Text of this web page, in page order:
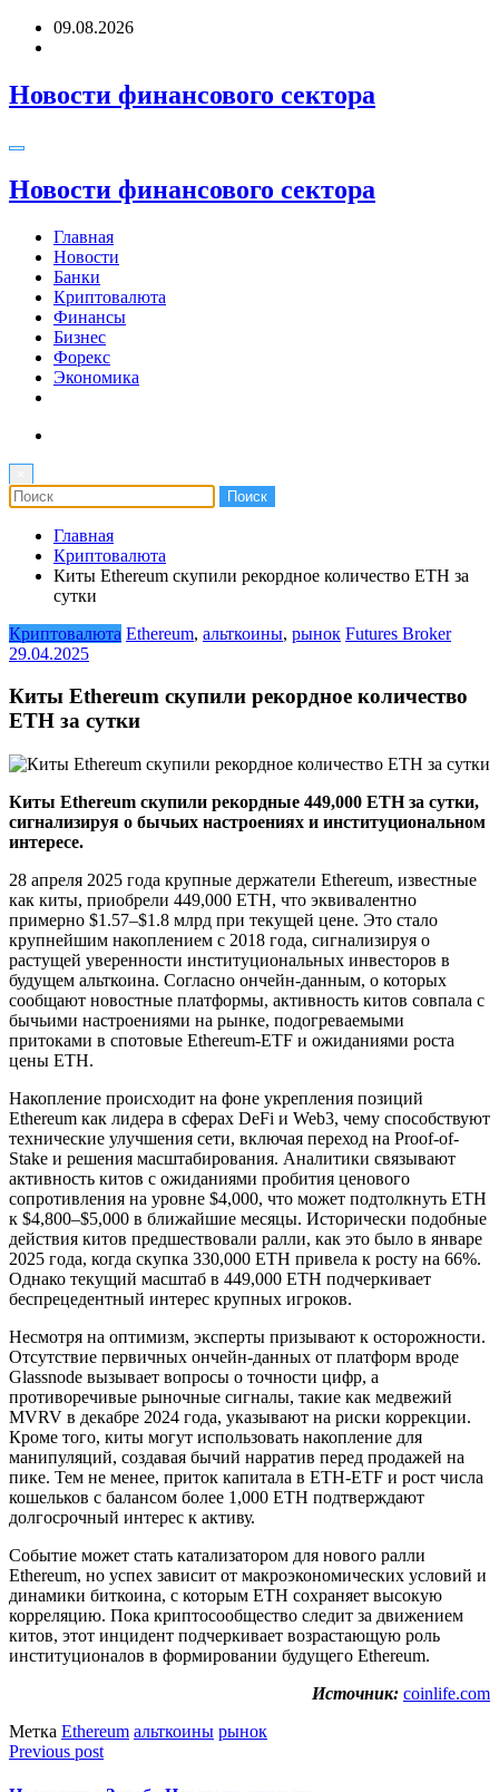
Перейти09.08.2026
Новости финансового сектора
Новости финансового сектора
Главная
Новости
Банки
Криптовалюта
Финансы
Бизнес
Форекс
Экономика
Главная
Криптовалюта
Киты Ethereum скупили рекордное количество ETH за
сутки
Криптовалюта Ethereum, альткоины, рынок Futures Broker
29.04.2025
Киты Ethereum скупили рекордное количество
ETH за сутки
Киты Ethereum скупили рекордные 449,000 ETH за сутки,
сигнализируя о бычьих настроениях и институциональном
интересе.
28 апреля 2025 года крупные держатели Ethereum, известные
как киты, приобрели 449,000 ETH, что эквивалентно
примерно $1.57–$1.8 млрд при текущей цене. Это стало
крупнейшим накоплением с 2018 года, сигнализируя о
растущей уверенности институциональных инвесторов в
будущем альткоина. Согласно ончейн-данным, о которых
сообщают новостные платформы, активность китов совпала с
бычьими настроениями на рынке, подогреваемыми
притоками в спотовые Ethereum-ETF и ожиданиями роста
цены ETH.
Накопление происходит на фоне укрепления позиций
Ethereum как лидера в сферах DeFi и Web3, чему способствуют
технические улучшения сети, включая переход на Proof-of-
Stake и решения масштабирования. Аналитики связывают
активность китов с ожиданиями пробития ценового
сопротивления на уровне $4,000, что может подтолкнуть ETH
к $4,800–$5,000 в ближайшие месяцы. Исторически подобные
действия китов предшествовали ралли, как это было в январе
2025 года, когда скупка 330,000 ETH привела к росту на 66%.
Однако текущий масштаб в 449,000 ETH подчеркивает
беспрецедентный интерес крупных игроков.
Несмотря на оптимизм, эксперты призывают к осторожности.
Отсутствие первичных ончейн-данных от платформ вроде
Glassnode вызывает вопросы о точности цифр, а
противоречивые рыночные сигналы, такие как медвежий
MVRV в декабре 2024 года, указывают на риски коррекции.
Кроме того, киты могут использовать накопление для
манипуляций, создавая бычий нарратив перед продажей на
пике. Тем не менее, приток капитала в ETH-ETF и рост числа
кошельков с балансом более 1,000 ETH подтверждают
долгосрочный интерес к активу.
Событие может стать катализатором для нового ралли
Ethereum, но успех зависит от макроэкономических условий и
динамики биткоина, с которым ETH сохраняет высокую
корреляцию. Пока криптосообщество следит за движением
китов, этот инцидент подчеркивает возрастающую роль
институционалов в формировании будущего Ethereum.
Источник: coinlife.com
Метка Ethereum альткоины рынок
Previous post